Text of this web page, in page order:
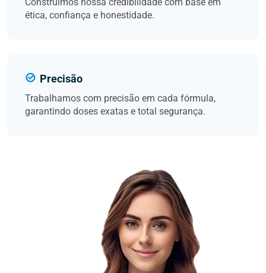
ética, confiança e honestidade.
Precisão
Trabalhamos com precisão em cada fórmula,
garantindo doses exatas e total segurança.